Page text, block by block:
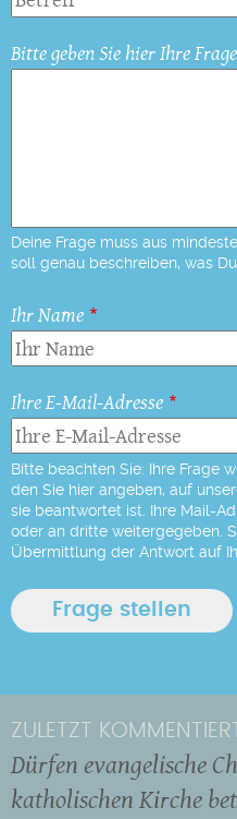
Bitte geben Sie hier Ihre
Deine Frage muss aus
soll genau beschreiben, was
Ihr Name
Ihre E-Mail-Adresse
Bitte beachten Sie: Ihre Frage
den Sie hier angeben, auf
sie beantwortet ist. Ihre Mail-
oder an dritte weitergegeben.
Übermittlung der Antwort auf
ZULETZT
Dürfen evangelische
katholischen Kirche